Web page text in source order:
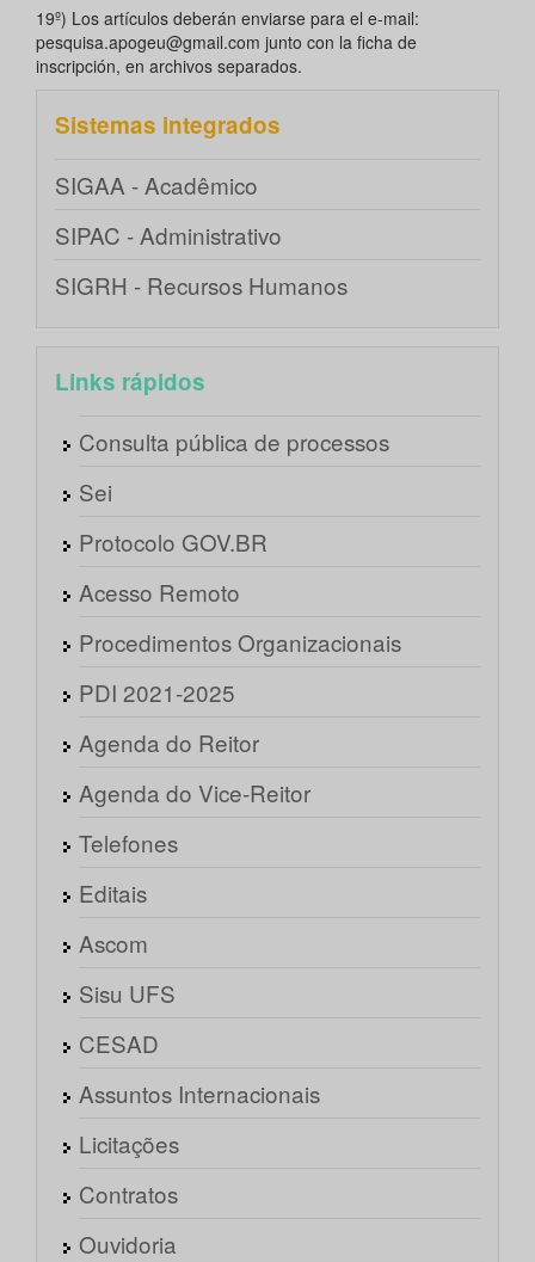
19º) Los artículos deberán enviarse para el e-mail:
pesquisa.apogeu@gmail.com junto con la ficha de
inscripción, en archivos separados.
Sistemas integrados
SIGAA - Acadêmico
SIPAC - Administrativo
SIGRH - Recursos Humanos
Links rápidos
Consulta pública de processos
Sei
Protocolo GOV.BR
Acesso Remoto
Procedimentos Organizacionais
PDI 2021-2025
Agenda do Reitor
Agenda do Vice-Reitor
Telefones
Editais
Ascom
Sisu UFS
CESAD
Assuntos Internacionais
Licitações
Contratos
Ouvidoria